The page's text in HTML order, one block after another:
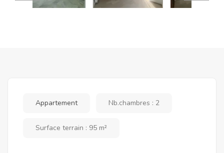
Appartement Nb.chambres : 2
Surface terrain : 95 m²